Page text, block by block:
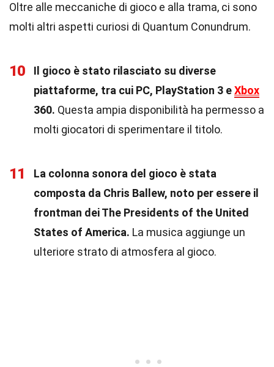
Oltre alle meccaniche di gioco e alla trama, ci sono
molti altri aspetti curiosi di Quantum Conundrum.
10
Il gioco è stato rilasciato su diverse
piattaforme, tra cui PC, PlayStation 3 eXbox
360. Questa ampia disponibilità ha permesso a
molti giocatori di sperimentare il titolo.
11
La colonna sonora del gioco è stata
composta da Chris Ballew, noto per essere il
frontman dei The Presidents of the United
States of America. La musica aggiunge un
ulteriore strato di atmosfera al gioco.